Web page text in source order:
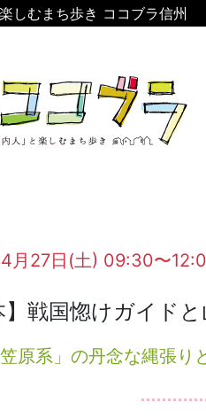
しむまち歩き ココブラ信州
月27日(土) 09:30〜
】戦国惚けガイド
原系」の丹念な縄張り